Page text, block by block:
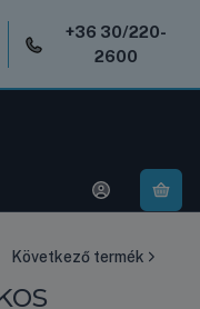
+36 30/220-
2600
Következő termék